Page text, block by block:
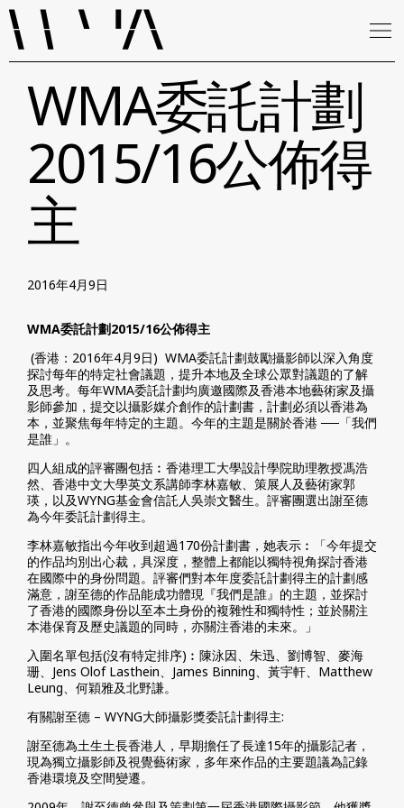
WMA委託計劃
2015/16公佈得
主
2016年4月9日
WMA委託計劃2015/16公佈得主
(香港：2016年4月9日) WMA委託計劃鼓勵攝影師以深入角度
探討每年的特定社會議題，提升本地及全球公眾對議題的了解
及思考。每年WMA委託計劃均廣邀國際及香港本地藝術家及攝
影師參加，提交以攝影媒介創作的計劃書，計劃必須以香港為
本，並聚焦每年特定的主題。今年的主題是關於香港 ──「我們
是誰」。
四人組成的評審團包括︰香港理工大學設計學院助理教授馮浩
然、香港中文大學英文系講師李林嘉敏、策展人及藝術家郭
瑛，以及WYNG基金會信託人吳崇文醫生。評審團選出謝至德
為今年委託計劃得主。
李林嘉敏指出今年收到超過170份計劃書，她表示︰「今年提交
的作品均別出心裁，具深度，整體上都能以獨特視角探討香港
在國際中的身份問題。評審們對本年度委託計劃得主的計劃感
滿意，謝至德的作品能成功體現『我們是誰』的主題，並探討
了香港的國際身份以至本土身份的複雜性和獨特性；並於關注
本港保育及歷史議題的同時，亦關注香港的未來。」
入圍名單包括(沒有特定排序)︰陳泳因、朱迅、劉博智、麥海
珊、Jens Olof Lasthein、James Binning、黃宇軒、Matthew
Leung、何穎雅及北野謙。
有關謝至德 – WYNG大師攝影獎委託計劃得主:
謝至德為土生土長香港人，早期擔任了長達15年的攝影記者，
現為獨立攝影師及視覺藝術家，多年來作品的主要題議為記錄
香港環境及空間變遷。